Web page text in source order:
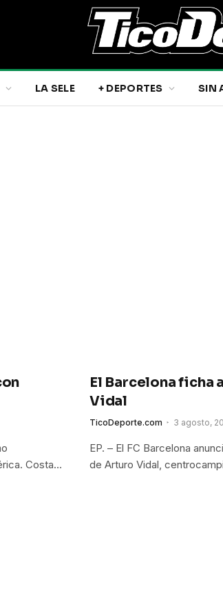
LA SELE + DEPORTES SIN
Costa…
El Barcelona ficha
Vidal
TicoDeporte.com 3 agosto,
EP. – El FC Barcelona
de Arturo Vidal,